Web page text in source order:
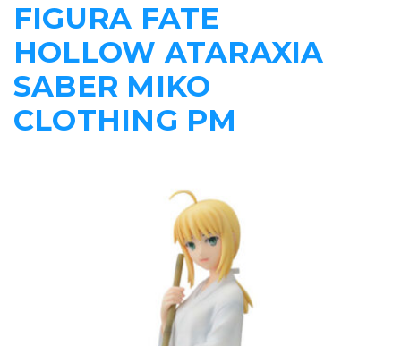
ANIME
PELICULAS
MANGA
FIGURA FATE
HOLLOW ATARAXIA
SABER MIKO
CLOTHING PM